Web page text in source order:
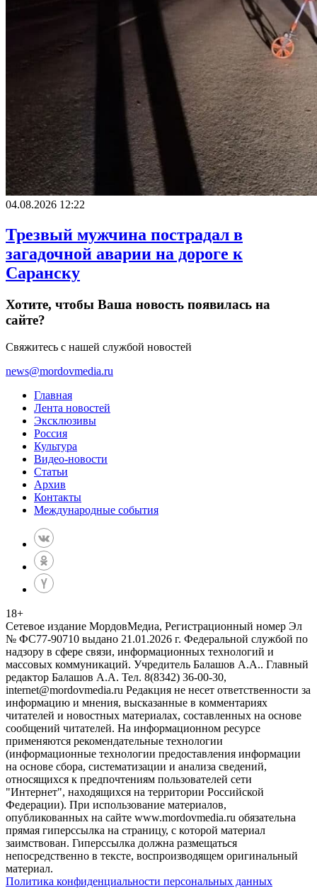
04.08.2026 12:22
Трезвый мужчина пострадал в
загадочной аварии на дороге к
Саранску
Хотите, чтобы Ваша новость появилась на
сайте?
Свяжитесь с нашей службой новостей
news@mordovmedia.ru
Главная
Лента новостей
Эксклюзивы
Россия
Культура
Видео-новости
Статьи
Архив
Контакты
Международные события
18+
Сетевое издание МордовМедиа, Регистрационный номер Эл
№ ФС77-90710 выдано 21.01.2026 г. Федеральной службой по
надзору в сфере связи, информационных технологий и
массовых коммуникаций. Учредитель Балашов А.А.. Главный
редактор Балашов А.А. Тел. 8(8342) 36-00-30,
internet@mordovmedia.ru Редакция не несет ответственности за
информацию и мнения, высказанные в комментариях
читателей и новостных материалах, составленных на основе
сообщений читателей. На информационном ресурсе
применяются рекомендательные технологии
(информационные технологии предоставления информации
на основе сбора, систематизации и анализа сведений,
относящихся к предпочтениям пользователей сети
"Интернет", находящихся на территории Российской
Федерации). При использование материалов,
опубликованных на сайте www.mordovmedia.ru обязательна
прямая гиперссылка на страницу, с которой материал
заимствован. Гиперссылка должна размещаться
непосредственно в тексте, воспроизводящем оригинальный
материал.
Политика конфиденциальности персональных данных